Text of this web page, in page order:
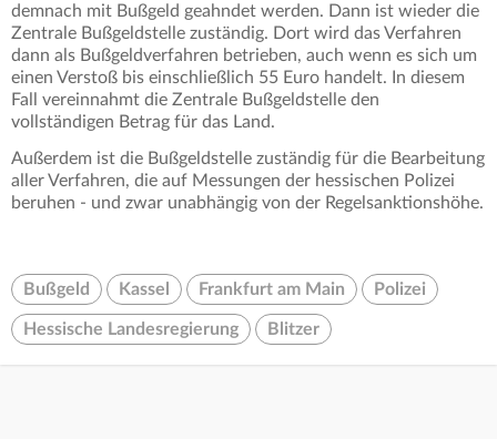
demnach mit Bußgeld geahndet werden. Dann ist wieder die
Zentrale Bußgeldstelle zuständig. Dort wird das Verfahren
dann als Bußgeldverfahren betrieben, auch wenn es sich um
einen Verstoß bis einschließlich 55 Euro handelt. In diesem
Fall vereinnahmt die Zentrale Bußgeldstelle den
vollständigen Betrag für das Land.
Außerdem ist die Bußgeldstelle zuständig für die Bearbeitung
aller Verfahren, die auf Messungen der hessischen Polizei
beruhen - und zwar unabhängig von der Regelsanktionshöhe.
Bußgeld Kassel Frankfurt am Main Polizei
Hessische Landesregierung Blitzer